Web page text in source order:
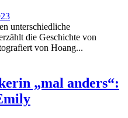
unterschiedliche
die Geschichte von
von Hoang...
„mal anders“: